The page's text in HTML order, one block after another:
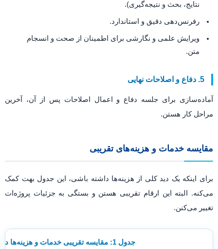
نتایج، بحث و نتیجه‌گیری).
رفرنس‌دهی دقیق و استاندارد.
ویرایش علمی و نگارشی برای اطمینان از صحت و انسجام
متن.
5. دفاع و اصلاحات نهایی
آماده‌سازی برای جلسه دفاع و اعمال اصلاحات پس از آن، آخرین
مراحل کار هستن.
مقایسه خدمات و هزینه‌های تقریبی
برای اینکه یک دید کلی از هزینه‌ها داشته باشی، این جدول بهت کمک
می‌کنه. البته این ارقام تقریبی هستن و بستگی به جزئیات پروژه‌ات
تغییر می‌کنن.
جدول 1: مقایسه تقریبی خدمات و هزینه‌ها در پایان‌نامه فیتو شیمی